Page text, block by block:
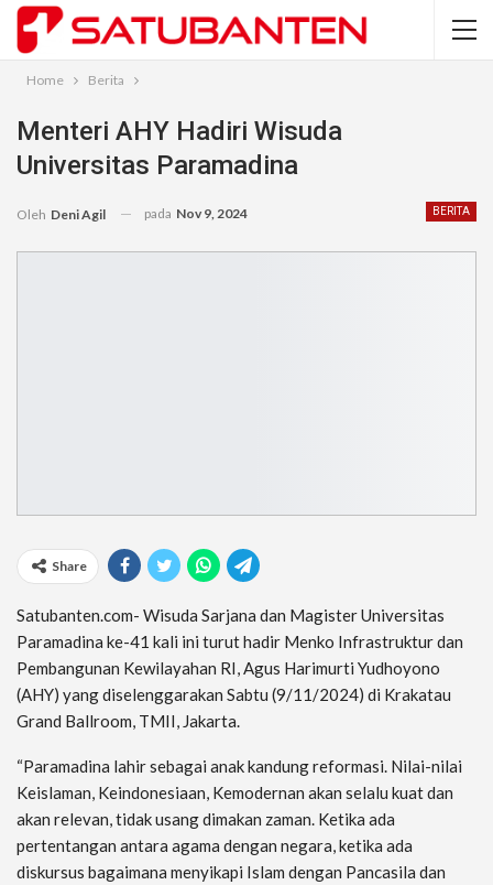
Home Berita
Menteri AHY Hadiri Wisuda
Universitas Paramadina
BERITA
Oleh Deni Agil pada Nov 9, 2024
Share
Satubanten.com- Wisuda Sarjana dan Magister Universitas
Paramadina ke-41 kali ini turut hadir Menko Infrastruktur dan
Pembangunan Kewilayahan RI, Agus Harimurti Yudhoyono
(AHY) yang diselenggarakan Sabtu (9/11/2024) di Krakatau
Grand Ballroom, TMII, Jakarta.
“Paramadina lahir sebagai anak kandung reformasi. Nilai-nilai
Keislaman, Keindonesiaan, Kemodernan akan selalu kuat dan
akan relevan, tidak usang dimakan zaman. Ketika ada
pertentangan antara agama dengan negara, ketika ada
diskursus bagaimana menyikapi Islam dengan Pancasila dan